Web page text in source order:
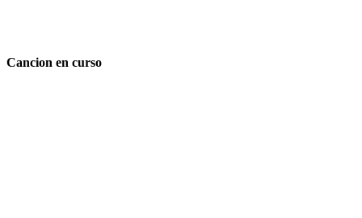
Cancion en curso